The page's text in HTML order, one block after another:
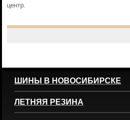
центр.
ШИНЫ В НОВОСИБИРСКЕ
ЛЕТНЯЯ РЕЗИНА